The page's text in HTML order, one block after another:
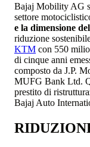
Bajaj Mobility AG
settore
e la dimensione
riduzione
KTM con 550
di cinque anni
composto da J.P.
MUFG Bank Ltd.
prestito di
Bajaj Auto